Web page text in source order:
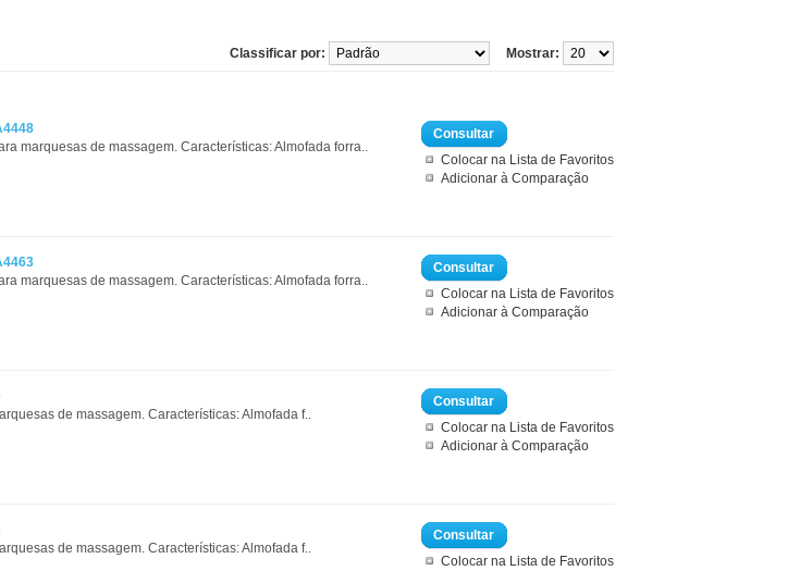
Mostrar:
Classificar por:
Consultar
Colocar na Lista de Favoritos
Adicionar à Comparação
marquesas de massagem. Características: Almofada forra..
Consultar
Colocar na Lista de Favoritos
Adicionar à Comparação
marquesas de massagem. Características: Almofada forra..
Consultar
Colocar na Lista de Favoritos
Adicionar à Comparação
de massagem. Características: Almofada f..
Consultar
Colocar na Lista de Favoritos
de massagem. Características: Almofada f..